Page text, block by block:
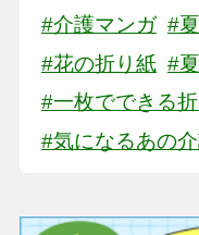
#介護マンガ #
#花の折り紙 #
#一枚でできる
#気になるあの